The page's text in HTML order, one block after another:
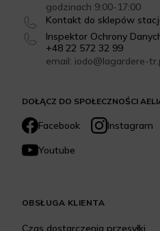
DOŁĄCZ DO SPOŁECZNOŚCI
Facebook
Instagram
Youtube
godzinach 9:00-17:00
Kontakt do sklepów
Inspektor Ochrony
+48 22 572 32 99
email: iodo@lagardere-
OBSŁUGA KLIENTA
Czas dostarczenia przesyłki